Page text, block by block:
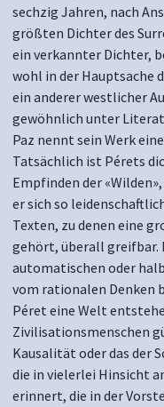
sechzig Jahren, nach
größten Dichter des
ein verkannter Dichter,
wohl in der Hauptsache
ein anderer westlicher
gewöhnlich unter
Paz nennt sein Werk
Tatsächlich ist Pérets
Empfinden der
er sich so
Texten, zu denen eine
gehört, überall greifbar.
automatischen oder
vom rationalen Denken
Péret eine Welt
Zivilisationsmenschen
Kausalität oder das der
die in vielerlei Hinsicht
erinnert, die in der